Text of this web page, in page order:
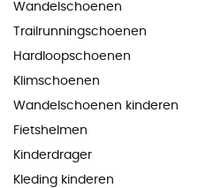
Wandelschoenen
Trailrunningschoenen
Hardloopschoenen
Klimschoenen
Wandelschoenen kinderen
Fietshelmen
Kinderdrager
Kleding kinderen